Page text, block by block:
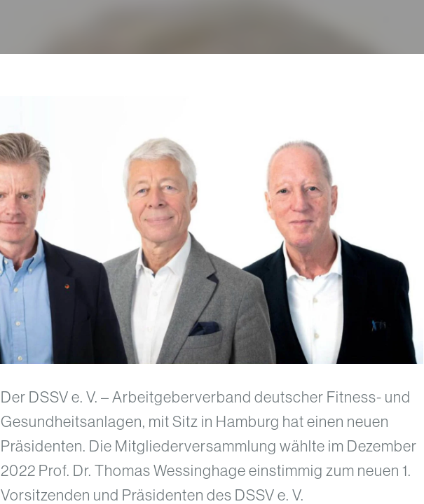
Der DSSV e. V. – Arbeitgeberverband deutscher Fitness- und
Gesundheitsanlagen, mit Sitz in Hamburg hat einen neuen
Präsidenten. Die Mitgliederversammlung wählte im Dezember
2022 Prof. Dr. Thomas Wessinghage einstimmig zum neuen 1.
Vorsitzenden und Präsidenten des DSSV e. V.